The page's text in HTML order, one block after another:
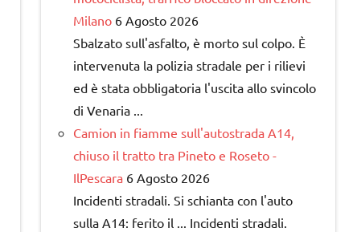
Milano 6 Agosto 2026
Sbalzato sull'asfalto, è morto sul colpo. È
intervenuta la polizia stradale per i rilievi
ed è stata obbligatoria l'uscita allo svincolo
di Venaria ...
Camion in fiamme sull'autostrada A14,
chiuso il tratto tra Pineto e Roseto -
IlPescara 6 Agosto 2026
Incidenti stradali. Si schianta con l'auto
sulla A14: ferito il ... Incidenti stradali.